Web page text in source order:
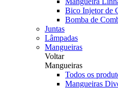
Bico Injetor de
Bomba de
Juntas
Lâmpadas
Mangueiras
Voltar
Mangueiras
Todos os
Mangueiras